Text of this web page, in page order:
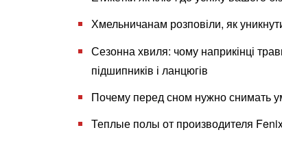
Хмельничанам розповіли, як
Сезонна хвиля: чому наприкінці
підшипників і ланцюгів
Почему перед сном нужно снимать
Теплые полы от производителя